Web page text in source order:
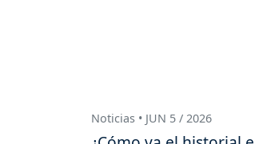
Noticias • JUN 5 / 2026